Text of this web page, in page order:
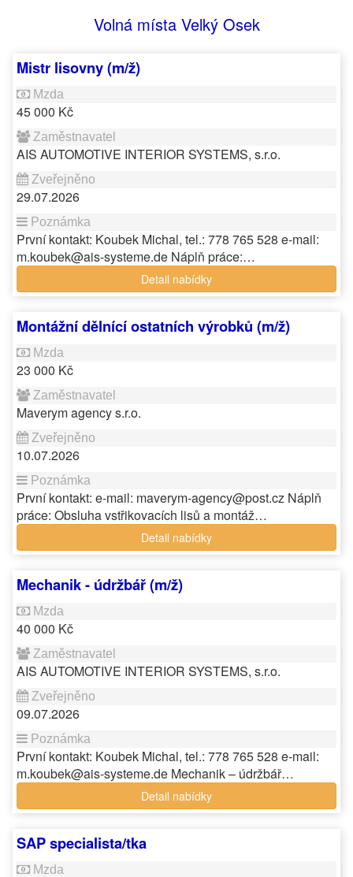
Volná místa Velký Osek
Mistr lisovny (m/ž)
45 000 Kč
AIS AUTOMOTIVE INTERIOR SYSTEMS, s.r.o.
29.07.2026
První kontakt: Koubek Michal, tel.: 778 765 528 e-mail:
m.koubek@ais-systeme.de Náplň práce:…
Detail nabídky
Montážní dělnící ostatních výrobků (m/ž)
23 000 Kč
Maverym agency s.r.o.
10.07.2026
První kontakt: e-mail: maverym-agency@post.cz Náplň
práce: Obsluha vstřikovacích lisů a montáž…
Detail nabídky
Mechanik - údržbář (m/ž)
40 000 Kč
AIS AUTOMOTIVE INTERIOR SYSTEMS, s.r.o.
09.07.2026
První kontakt: Koubek Michal, tel.: 778 765 528 e-mail:
m.koubek@ais-systeme.de Mechanik – údržbář…
Detail nabídky
SAP specialista/tka